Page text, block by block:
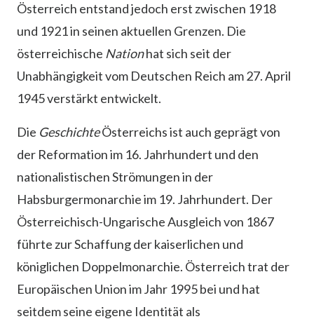
Österreich entstand jedoch erst zwischen 1918
und 1921 in seinen aktuellen Grenzen. Die
österreichische Nationhat sich seit der
Unabhängigkeit vom Deutschen Reich am 27. April
1945 verstärkt entwickelt.
Die GeschichteÖsterreichs ist auch geprägt von
der Reformation im 16. Jahrhundert und den
nationalistischen Strömungen in der
Habsburgermonarchie im 19. Jahrhundert. Der
Österreichisch-Ungarische Ausgleich von 1867
führte zur Schaffung der kaiserlichen und
königlichen Doppelmonarchie. Österreich trat der
Europäischen Union im Jahr 1995 bei und hat
seitdem seine eigene Identität als